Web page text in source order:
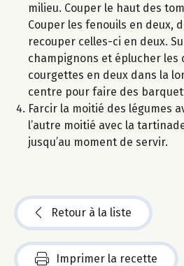
milieu. Couper le haut des
Couper les fenouils en deux,
recouper celles-ci en deux.
champignons et éplucher les
courgettes en deux dans la
centre pour faire des
Farcir la moitié des légumes
l’autre moitié avec la
jusqu’au moment de servir.
Retour à la liste
Imprimer la recette